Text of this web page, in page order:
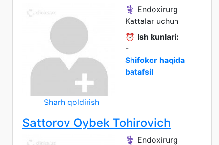
Sharh qoldirish
⚕️ Endoxirurg
Kattalar uchun
⏰ Ish kunlari:
-
Shifokor haqida
batafsil
Sattorov Oybek Tohirovich
⚕️ Endoxirurg